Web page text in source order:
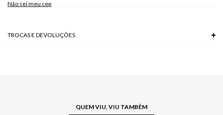
Não sei meu cep
TROCAS E DEVOLUÇÕES
QUEM VIU, VIU TAMBÉM